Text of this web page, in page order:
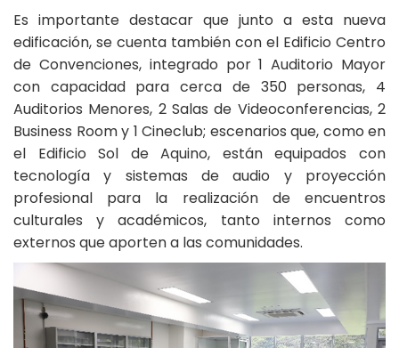
Es importante destacar que junto a esta nueva
edificación, se cuenta también con el Edificio Centro
de Convenciones, integrado por 1 Auditorio Mayor
con capacidad para cerca de 350 personas, 4
Auditorios Menores, 2 Salas de Videoconferencias, 2
Business Room y 1 Cineclub; escenarios que, como en
el Edificio Sol de Aquino, están equipados con
tecnología y sistemas de audio y proyección
profesional para la realización de encuentros
culturales y académicos, tanto internos como
externos que aporten a las comunidades.